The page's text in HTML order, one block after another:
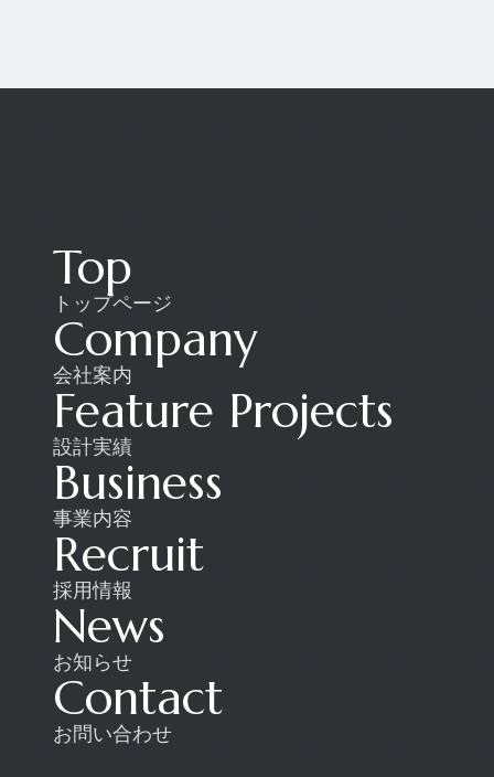
Top
トップページ
Company
会社案内
Feature Projects
設計実績
Business
事業内容
Recruit
採用情報
News
お知らせ
Contact
お問い合わせ